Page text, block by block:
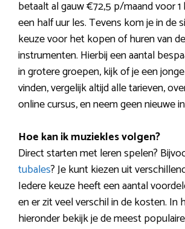
betaalt al gauw €72,5 p/maand voor
een half uur les. Tevens kom je in de
keuze voor het kopen of huren van
instrumenten. Hierbij een aantal
in grotere groepen, kijk of je een
vinden, vergelijk altijd alle tarieven,
online cursus, en neem geen nieuwe
Hoe kan ik muziekles volgen?
Direct starten met leren spelen?
tubales? Je kunt kiezen uit
Iedere keuze heeft een aantal
en er zit veel verschil in de kosten. In
hieronder bekijk je de meest